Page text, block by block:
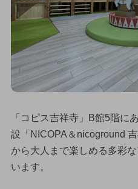
「コピス吉祥寺」B館5階に
設「NICOPA＆nicoground
から大人まで楽しめる多彩
います。